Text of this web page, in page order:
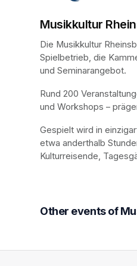
Musikkultur
Die Musikkultur
Spielbetrieb, die
und Seminarangebot.
Rund 200
und Workshops –
Gespielt wird in
etwa anderthalb
Kulturreisende,
Other events of